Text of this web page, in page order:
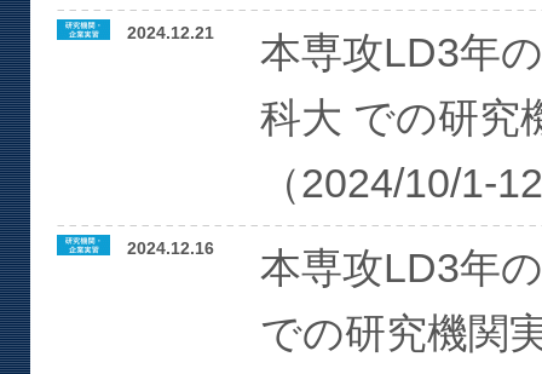
2024.12.21
本専攻LD3年
科大 での研究
（2024/10/1-
2024.12.16
本専攻LD3年
での研究機関